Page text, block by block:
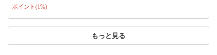
ポイント(1%)
もっと見る